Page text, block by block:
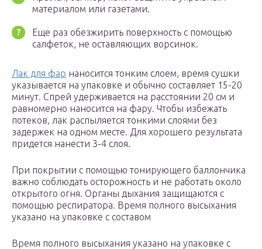
материалом или газетами.
Еще раз обезжирить поверхность с помощью
салфеток, не оставляющих ворсинок.
Лак для фар наносится тонким слоем, время сушки
указывается на упаковке и обычно составляет 15-20
минут. Спрей удерживается на расстоянии 20 см и
равномерно наносится на фару. Чтобы избежать
потеков, лак распыляется тонкими слоями без
задержек на одном месте. Для хорошего результата
придется нанести 3-4 слоя.
При покрытии с помощью тонирующего баллончика
важно соблюдать осторожность и не работать около
открытого огня. Органы дыхания защищаются с
помощью респиратора. Время полного высыхания
указано на упаковке с составом
Время полного высыхания указано на упаковке с